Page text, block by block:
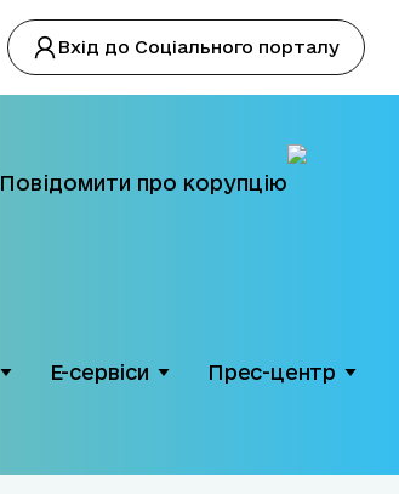
Вхід до Соціального порталу
Повідомити про корупцію
Е-сервіси Прес-центр